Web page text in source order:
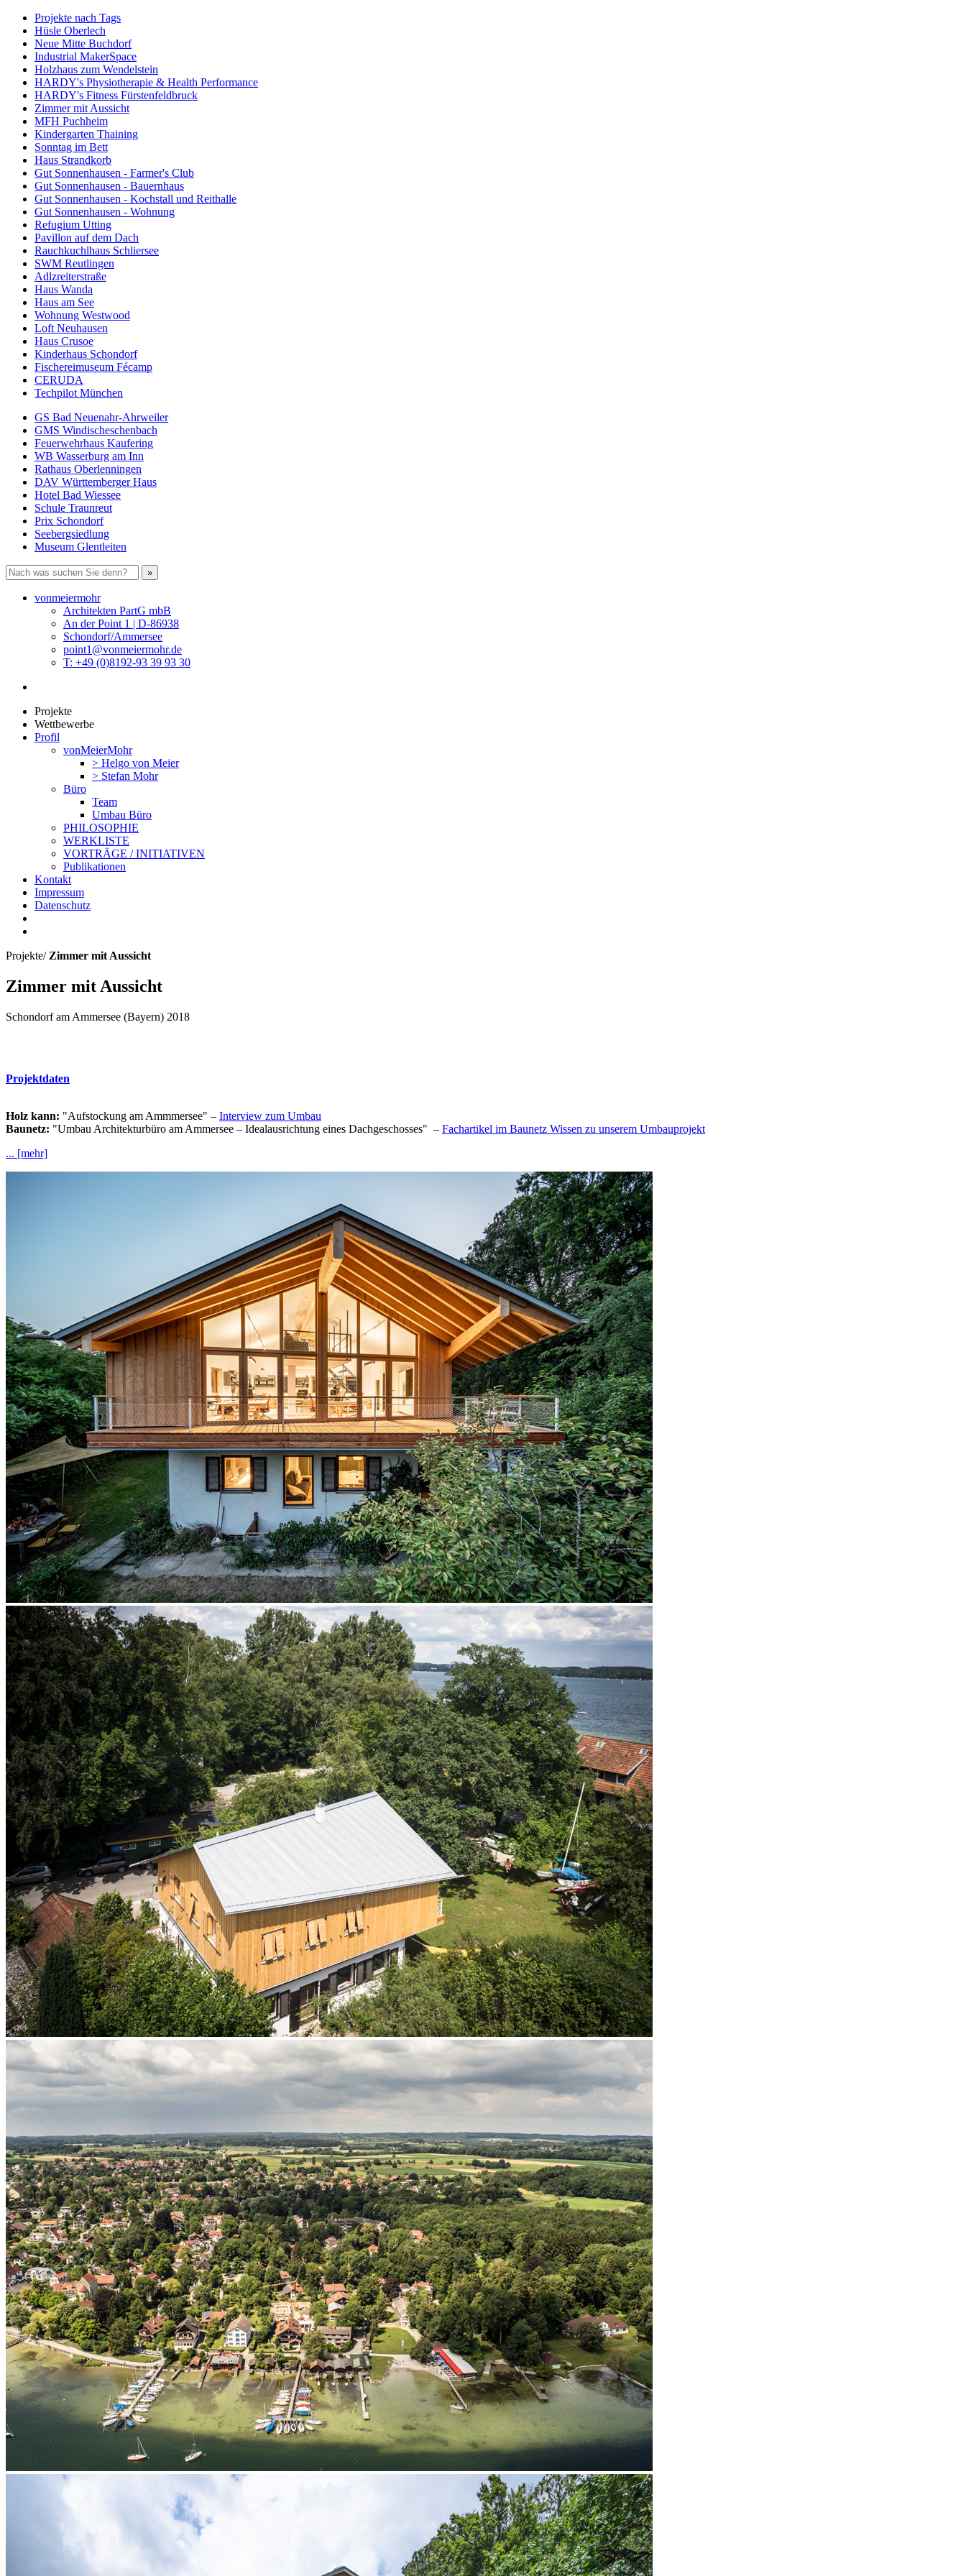
Projekte nach Tags
Hüsle Oberlech
Neue Mitte Buchdorf
Industrial MakerSpace
Holzhaus zum Wendelstein
HARDY's Physiotherapie & Health Performance
HARDY's Fitness Fürstenfeldbruck
Zimmer mit Aussicht
MFH Puchheim
Kindergarten Thaining
Sonntag im Bett
Haus Strandkorb
Gut Sonnenhausen - Farmer's Club
Gut Sonnenhausen - Bauernhaus
Gut Sonnenhausen - Kochstall und Reithalle
Gut Sonnenhausen - Wohnung
Refugium Utting
Pavillon auf dem Dach
Rauchkuchlhaus Schliersee
SWM Reutlingen
Adlzreiterstraße
Haus Wanda
Haus am See
Wohnung Westwood
Loft Neuhausen
Haus Crusoe
Kinderhaus Schondorf
Fischereimuseum Fécamp
CERUDA
Techpilot München
GS Bad Neuenahr-Ahrweiler
GMS Windischeschenbach
Feuerwehrhaus Kaufering
WB Wasserburg am Inn
Rathaus Oberlenningen
DAV Württemberger Haus
Hotel Bad Wiessee
Schule Traunreut
Prix Schondorf
Seebergsiedlung
Museum Glentleiten
vonmeiermohr
Architekten PartG mbB
An der Point 1 | D-86938
Schondorf/Ammersee
point1@vonmeiermohr.de
T: +49 (0)8192-93 39 93 30
Projekte
Wettbewerbe
Profil
vonMeierMohr
> Helgo von Meier
> Stefan Mohr
Büro
Team
Umbau Büro
PHILOSOPHIE
WERKLISTE
VORTRÄGE / INITIATIVEN
Publikationen
Kontakt
Impressum
Datenschutz
Projekte/ Zimmer mit Aussicht
Zimmer mit Aussicht
Schondorf am Ammersee (Bayern) 2018
Projektdaten
Holz kann: "Aufstockung am Ammmersee" – Interview zum Umbau
Baunetz: "Umbau Architekturbüro am Ammersee – Idealausrichtung eines Dachgeschosses" – Fachartikel im Baunetz Wissen zu unserem Umbauprojekt
... [mehr]